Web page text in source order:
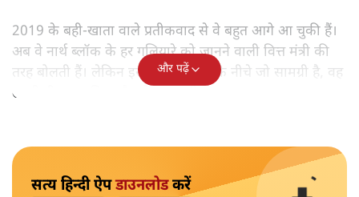
2019 के बही‑खाता वाले प्रतीकवाद से वे बहुत आगे आ चुकी हैं।
अब वे नार्थ ब्लॉक के हर गलियारे को जानने वाली वित्त मंत्री की
तरह बोलती हैं। लेकिन इस आत्मविश्वास के नीचे जो सामग्री है, वह
उतनी ही अनुमानित और दोहराव भरी।
और पढ़ें
सत्य हिन्दी ऐपडाउनलोडकरें